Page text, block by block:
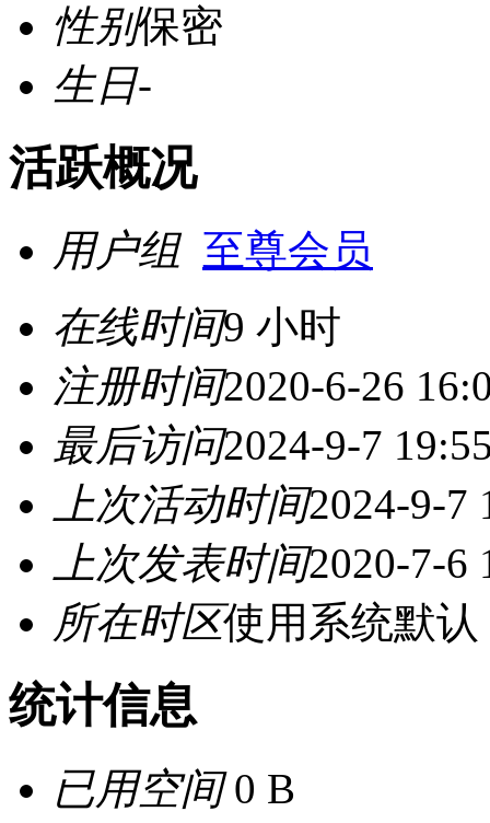
性别保密
生日-
活跃概况
用户组 至尊会员
在线时间9 小时
注册时间2020-6-26
最后访问2024-9-7
上次活动时间2024-9-7
上次发表时间2020-7-6
所在时区使用系统默认
统计信息
已用空间0 B